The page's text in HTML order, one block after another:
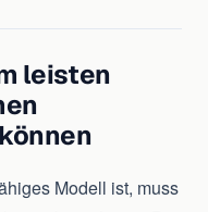
leisten
Modell ist, muss